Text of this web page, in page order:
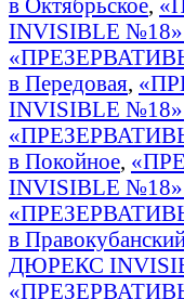
INVISIBLE №18»
в Передовая,
INVISIBLE №18»
в Покойное,
INVISIBLE №18»
в
ДЮРЕКС